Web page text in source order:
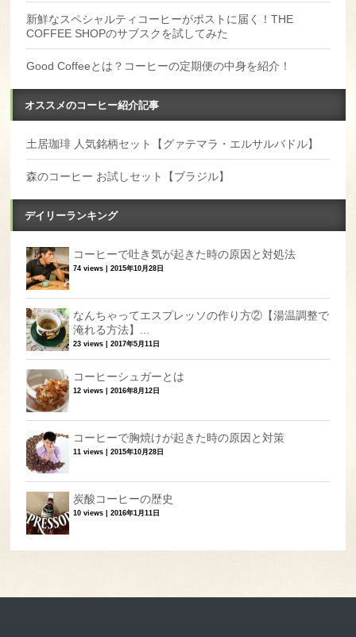
新鮮なスペシャルティコーヒーがポストに届く！THE
COFFEE SHOPのサブスクを試してみた
Good Coffeeとは？コーヒーの定期便の中身を紹介！
オススメのコーヒー紹介記事
土居珈琲 人気銘柄セット【グァテマラ・エルサルバドル】
森のコーヒー お試しセット【ブラジル】
デイリーランキング
コーヒーで吐き気が起きた時の原因と対処法
74 views |2015年10月28日
なんちゃってエスプレッソの作り方②【湯温調整で
淹れる方法】...
23 views |2017年5月11日
コーヒーシュガーとは
12 views |2016年8月12日
コーヒーで胸焼けが起きた時の原因と対策
11 views |2015年10月28日
炭酸コーヒーの歴史
10 views |2016年1月11日